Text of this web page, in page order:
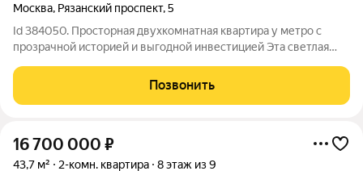
Москва, Рязанский проспект,5
Id 384050. Просторная двухкомнатная квартира у метро с
прозрачной историей и выгодной инвестицией Эта светлая
вариант для тех, кто ценит удобство, транспортную
доступность и стабильность
Позвонить
16 700 000 ₽
43,7 м² 2-комн. квартира 8 этаж из 9